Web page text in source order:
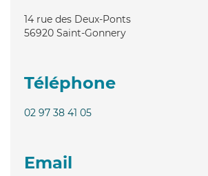
14 rue des Deux-Ponts
56920 Saint-Gonnery
Téléphone
02 97 38 41 05
Email